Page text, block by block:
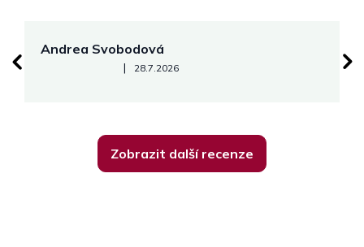
Andrea Svobodová
Hodnocení obchodu je 5 z 5 hvězdiček.
| 28.7.2026
Zobrazit další recenze